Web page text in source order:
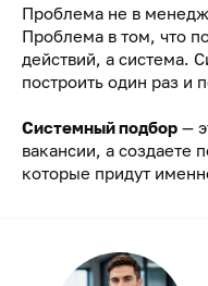
Проблема не в
Проблема в том, что
действий, а система.
построить один раз и
Системный подбор —
вакансии, а создаете
которые придут